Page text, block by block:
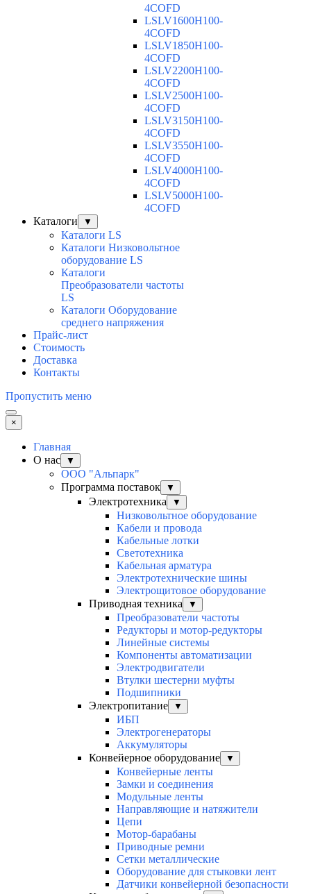
4COFD
LSLV1600H100-
4COFD
LSLV1850H100-
4COFD
LSLV2200H100-
4COFD
LSLV2500H100-
4COFD
LSLV3150H100-
4COFD
LSLV3550H100-
4COFD
LSLV4000H100-
4COFD
LSLV5000H100-
4COFD
Каталоги
▼
Каталоги LS
Каталоги Низковольтное
оборудование LS
Каталоги
Преобразователи частоты
LS
Каталоги Оборудование
среднего напряжения
Прайс-лист
Стоимость
Доставка
Контакты
Пропустить меню
×
Главная
О нас
▼
ООО "Альпарк"
Программа поставок
▼
Электротехника ▼
Низковольтное оборудование
Кабели и провода
Кабельные лотки
Светотехника
Кабельная арматура
Электротехнические шины
Электрощитовое оборудование
Приводная техника
▼
Преобразователи частоты
Редукторы и мотор-редукторы
Линейные системы
Компоненты автоматизации
Электродвигатели
Втулки шестерни муфты
Подшипники
Электропитание
▼
ИБП
Электрогенераторы
Аккумуляторы
Конвейерное оборудование
▼
Конвейерные ленты
Замки и соединения
Модульные ленты
Направляющие и натяжители
Цепи
Мотор-барабаны
Приводные ремни
Сетки металлические
Оборудование для стыковки лент
Датчики конвейерной безопасности